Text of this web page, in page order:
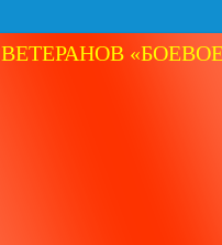
«БОЕВОЕ